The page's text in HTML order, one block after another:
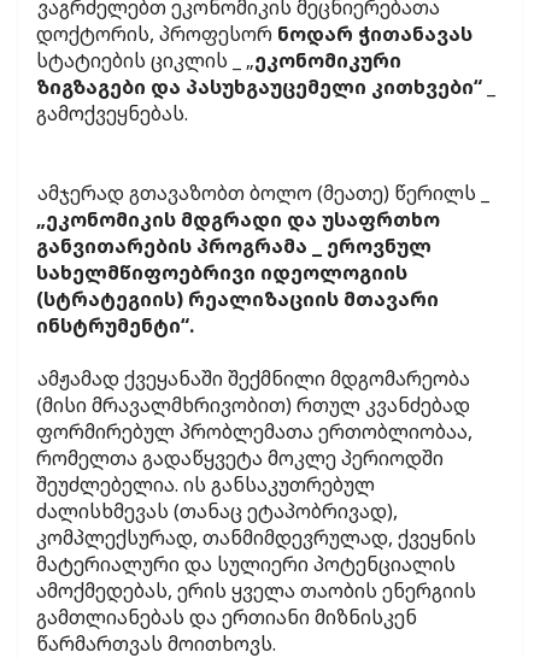
ვაგრძელებთ ეკონომიკის მეცნიერებათა
დოქტორის, პროფესორ ნოდარ ჭითანავას
სტატიების ციკლის _ „ეკონომიკური
ზიგზაგები და პასუხგაუცემელი კითხვები“
გამოქვეყნებას.
ამჯერად გთავაზობთ ბოლო (მეათე) წერილს _
„ეკონომიკის მდგრადი და უსაფრთხო
განვითარების პროგრამა _ ეროვნულ
სახელმწიფოებრივი იდეოლოგიის
(სტრატეგიის) რეალიზაციის მთავარი
ინსტრუმენტი“.
ამჟამად ქვეყანაში შექმნილი მდგომარეობა
(მისი მრავალმხრივობით) რთულ კვანძებად
ფორმირებულ პრობლემათა ერთობლიობაა,
რომელთა გადაწყვეტა მოკლე პერიოდში
შეუძლებელია. ის განსაკუთრებულ
ძალისხმევას (თანაც ეტაპობრივად),
კომპლექსურად, თანმიმდევრულად, ქვეყნის
მატერიალური და სულიერი პოტენციალის
ამოქმედებას, ერის ყველა თაობის ენერგიის
გამთლიანებას და ერთიანი მიზნისკენ
წარმართვას მოითხოვს.